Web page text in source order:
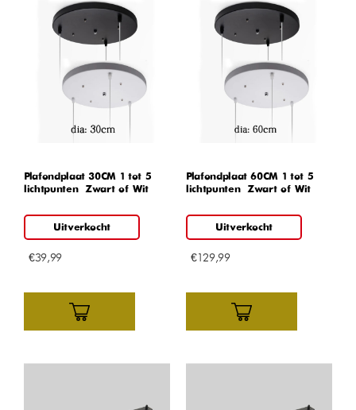
Plafondplaat 30CM 1 tot 5
lichtpunten – Zwart of Wit
Uitverkocht
€39,99
Plafondplaat 60CM 1 tot 5
lichtpunten – Zwart of Wit
Uitverkocht
€129,99